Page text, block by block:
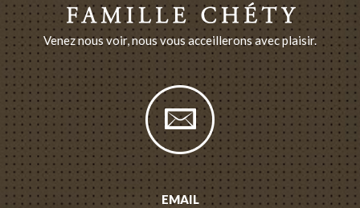
Venez nous voir, nous vous acceillerons avec plaisir.
EMAIL